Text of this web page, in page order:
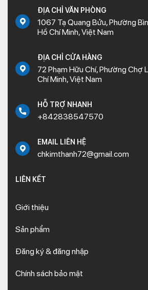
ĐỊA CHỈ VĂN PHÒNG
1067 Tạ Quang Bửu, Phường
Hồ Chí Minh, Việt Nam
ĐỊA CHỈ CỬA HÀNG
72 Phạm Hữu Chí, Phường Chợ
Chí Minh, Việt Nam
HỖ TRỢ NHANH
+842838547570
EMAIL LIÊN HỆ
chkimthanh72@gmail.com
LIÊN KẾT
Giới thiệu
Sản phẩm
Đăng ký & đăng nhập
Chính sách bảo mật